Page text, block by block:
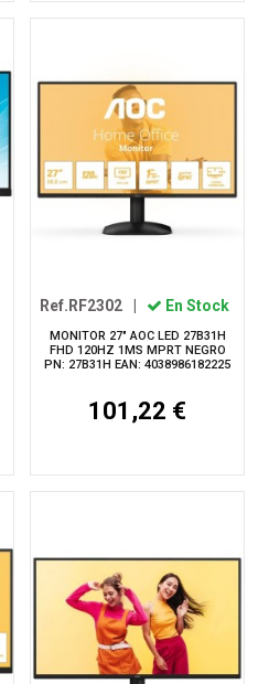
Ref.RF2302 En Stock
MONITOR 27" AOC LED 27B31H
FHD 120HZ 1MS MPRT NEGRO
PN: 27B31H EAN: 4038986182225
101,22 €